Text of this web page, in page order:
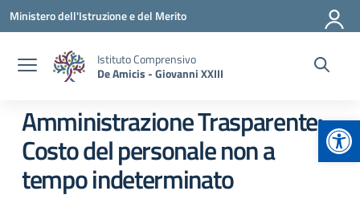
Vai ai contenuti
Vai al menu di navigazione
Vai al footer
Ministero dell'Istruzione e del Merito
Istituto Comprensivo
De Amicis - Giovanni XXIII
Amministrazione Trasparente:
Costo del personale non a
tempo indeterminato